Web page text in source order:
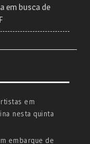
em busca de
em
nesta quinta
embarque de